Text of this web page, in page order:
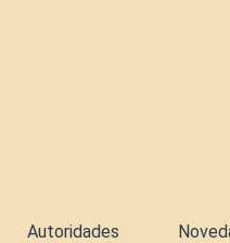
Autoridades